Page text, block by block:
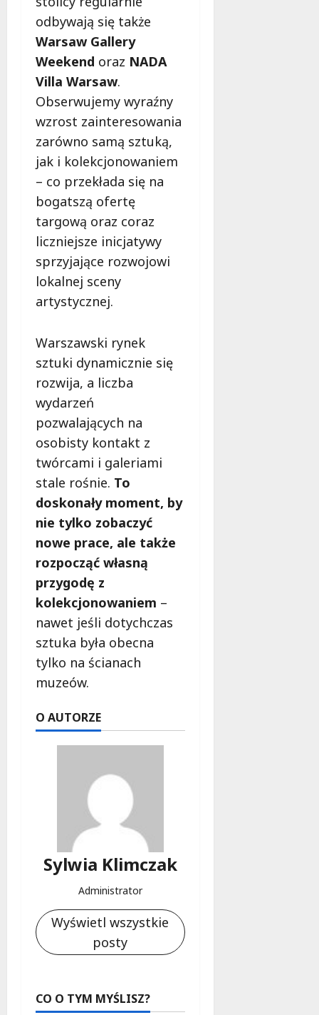
odbywają się także
Warsaw Gallery
Weekend oraz NADA
Villa Warsaw.
Obserwujemy wyraźny
wzrost zainteresowania
zarówno samą sztuką,
jak i kolekcjonowaniem
– co przekłada się na
bogatszą ofertę
targową oraz coraz
liczniejsze inicjatywy
sprzyjające rozwojowi
lokalnej sceny
artystycznej.
Warszawski rynek
sztuki dynamicznie się
rozwija, a liczba
wydarzeń
pozwalających na
osobisty kontakt z
twórcami i galeriami
stale rośnie. To
doskonały moment, by
nie tylko zobaczyć
nowe prace, ale także
rozpocząć własną
przygodę z
kolekcjonowaniem –
nawet jeśli dotychczas
sztuka była obecna
tylko na ścianach
muzeów.
O AUTORZE
Sylwia Klimczak
Administrator
Wyświetl wszystkie
posty
CO O TYM MYŚLISZ?